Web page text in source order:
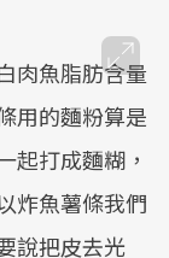
肉魚脂肪含量
用的麵粉算是
起打成麵糊，
炸魚薯條我們
說把皮去光